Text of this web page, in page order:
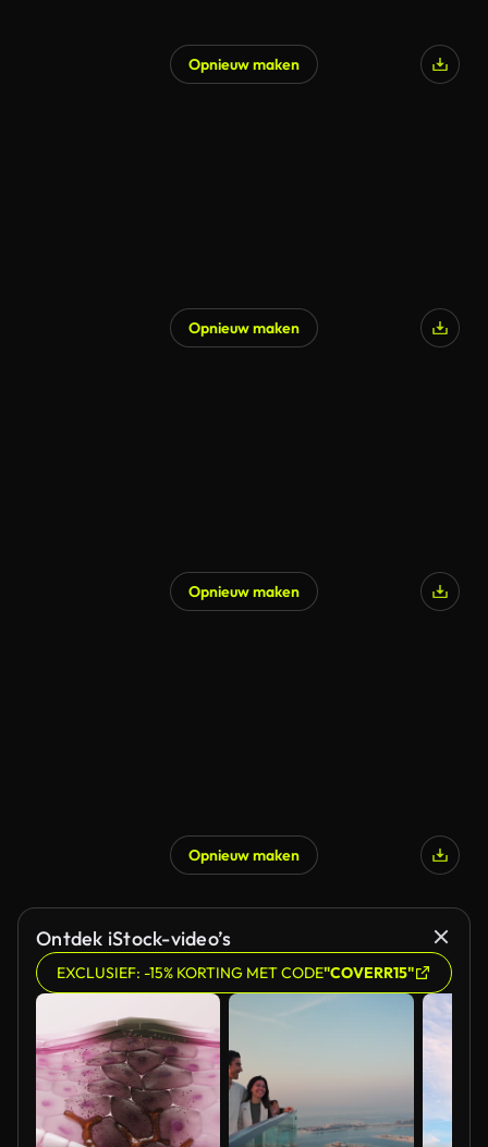
Opnieuw maken
Opnieuw maken
Opnieuw maken
Gegenereerd door AI
Opnieuw maken
Ontdek iStock-video’s
EXCLUSIEF: -15% KORTING MET CODE"COVERR15"